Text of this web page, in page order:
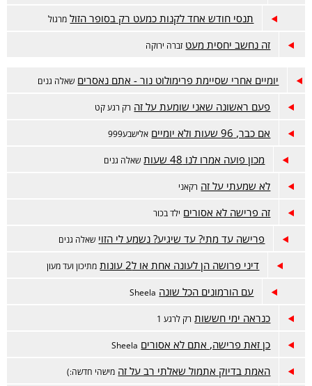
תנסי חודש אחד לקנות כמעט רק בסופר הזול מרגול
זה נחשב יחסית מעט זברה ירוקה
יומיים אחרי שסיימת פרימולוט נור - אתם נאסרים שאלה גנים
פעם ראשונה שאני שומעת על זה רק רגע קט
אם כבר, 96 שעות ולא יומיים אלישבע999
מכון פועה אמרו לנו 48 שעות שאלה גנים
לא שמעתי על זה רקאני
זה פרישה לא אסורים ילד בכור
פרישה עד מתי? עד שיגיע? נשמע לי הזוי שאלה גנים
דיני פרושה הן לעונה אחת או ל2 עונות מתיכון ועד מעון
עם הורמונים הכל שונה Sheela
כנראה ימי חששות רק לרגע 1
כן זאת פרישה, אתם לא אסורים Sheela
האמת בדיוק אתמול שאלתי רב על זה מישהי חדשה:)